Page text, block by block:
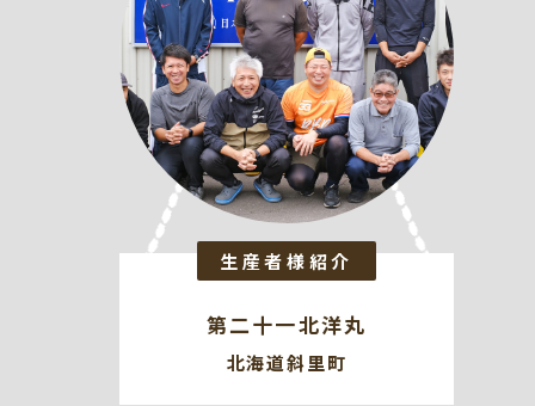
生産者様紹介
第二十一北洋丸
北海道斜里町